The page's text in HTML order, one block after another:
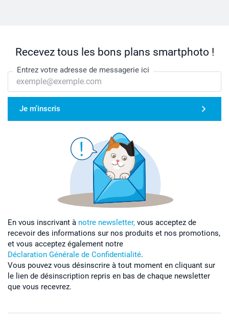
Recevez tous les bons plans smartphoto !
Entrez votre adresse de messagerie ici
Je m'inscris
En vous inscrivant à notre newsletter, vous acceptez de
recevoir des informations sur nos produits et nos promotions,
et vous acceptez également notre
Déclaration Générale de Confidentialité.
Vous pouvez vous désinscrire à tout moment en cliquant sur
le lien de désinscription repris en bas de chaque newsletter
que vous recevrez.